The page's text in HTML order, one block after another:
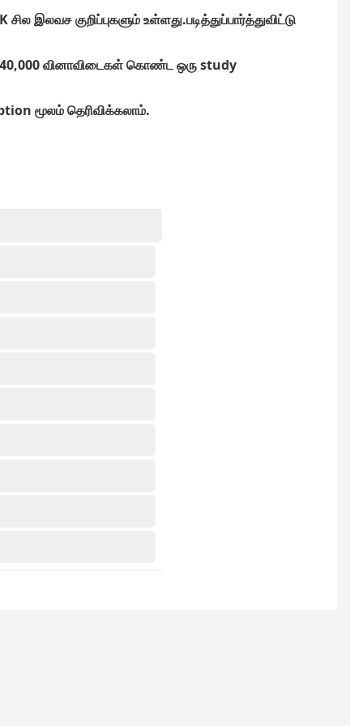
குறிப்புகளும் உள்ளது.படித்துப்பார்த்துவிட்டு
40,000 வினாவிடைகள் கொண்ட ஒரு study
மூலம் தெரிவிக்கலாம்.